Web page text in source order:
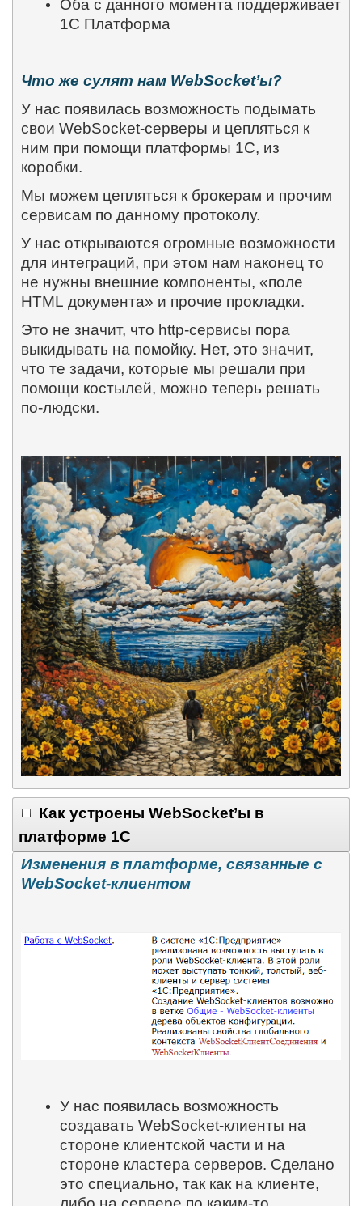
Оба с данного момента поддерживает
1С Платформа
Что же сулят нам WebSocket’ы?
У нас появилась возможность подымать
свои WebSocket-серверы и цепляться к
ним при помощи платформы 1С, из
коробки.
Мы можем цепляться к брокерам и прочим
сервисам по данному протоколу.
У нас открываются огромные возможности
для интеграций, при этом нам наконец то
не нужны внешние компоненты, «поле
HTML документа» и прочие прокладки.
Это не значит, что http-сервисы пора
выкидывать на помойку. Нет, это значит,
что те задачи, которые мы решали при
помощи костылей, можно теперь решать
по-людски.
Как устроены WebSocket’ы в
платформе 1С
Изменения в платформе, связанные с
WebSocket-клиентом
У нас появилась возможность
создавать WebSocket-клиенты на
стороне клиентской части и на
стороне кластера серверов. Сделано
это специально, так как на клиенте,